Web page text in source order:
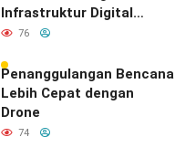
Infrastruktur Digital
Diam-Diam
Hubungan Indonesia–
India
76
Penanggulangan Bencana
Lebih Cepat dengan
Drone
74